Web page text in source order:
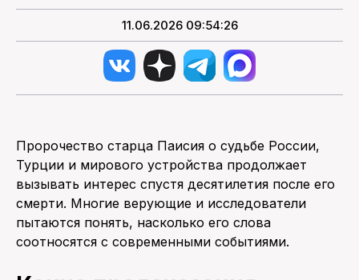
11.06.2026 09:54:26
Пророчество старца Паисия о судьбе России,
Турции и мирового устройства продолжает
вызывать интерес спустя десятилетия после его
смерти. Многие верующие и исследователи
пытаются понять, насколько его слова
соотносятся с современными событиями.